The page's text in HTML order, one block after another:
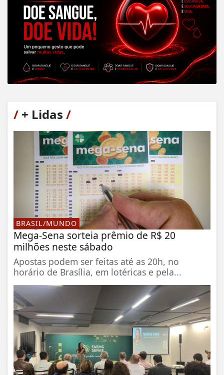
/ + Lidas /
BRASIL/MUNDO
Mega-Sena sorteia prêmio de R$ 20
milhões neste sábado
Apostas podem ser feitas até as 20h, no
horário de Brasília, em lotéricas e pela...